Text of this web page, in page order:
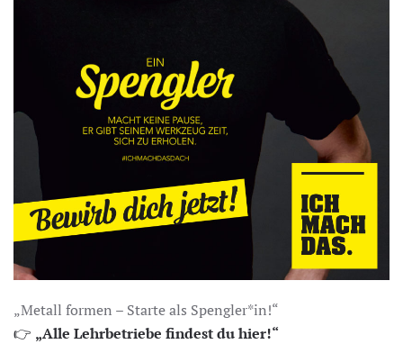
„Metall formen – Starte als Spengler*in!“
👉 „Alle Lehrbetriebe findest du hier!“